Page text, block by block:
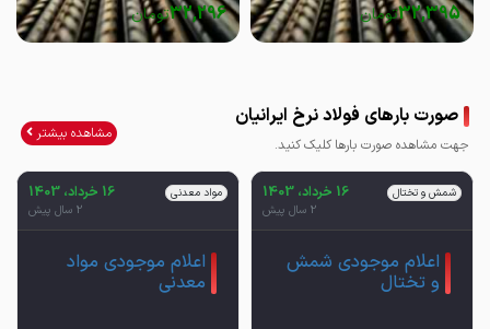
32,395تومان 32,296تومان
صورت بارهای فولاد نرخ ایرانیان
جهت مشاهده صورت بارها کلیک کنید.
مشاهده بیشتر
شمش و تختال 16 خرداد، 1403
2 سال پیش
اعلام موجودی شمش
و تختال
مواد معدنی 16 خرداد، 1403
2 سال پیش
اعلام موجودی مواد
معدنی